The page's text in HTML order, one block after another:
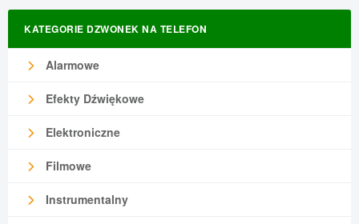
KATEGORIE DZWONEK NA TELEFON
Alarmowe
Efekty Dźwiękowe
Elektroniczne
Filmowe
Instrumentalny